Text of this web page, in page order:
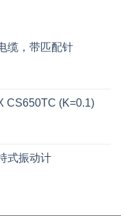
缆，带匹配针
CS650TC (K=0.1)
式振动计